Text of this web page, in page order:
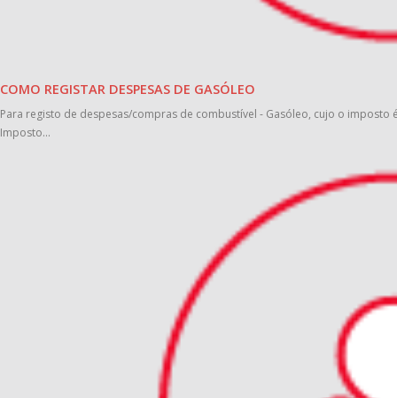
COMO REGISTAR DESPESAS DE GASÓLEO
Para registo de despesas/compras de combustível - Gasóleo, cujo o imposto
Imposto...